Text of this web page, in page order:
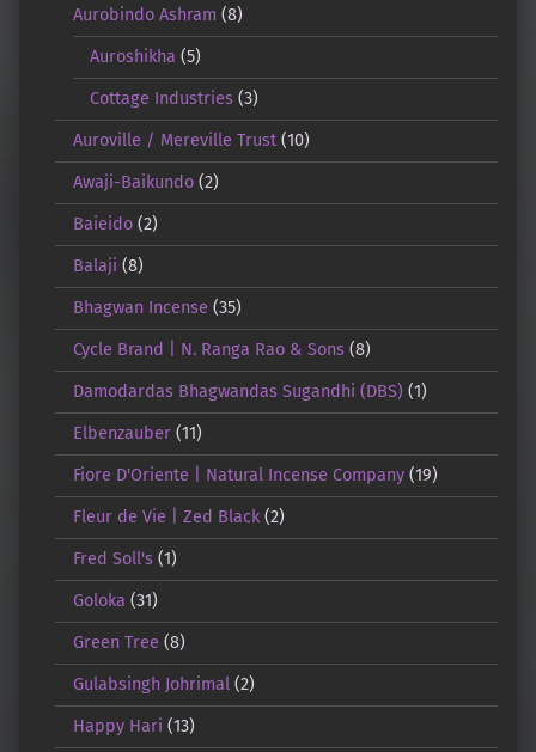
Aurobindo Ashram (8)
Auroshikha (5)
Cottage Industries (3)
Auroville / Mereville Trust(10)
Awaji-Baikundo(2)
Baieido(2)
Balaji (8)
Bhagwan Incense (35)
Cycle Brand | N. Ranga Rao & Sons(8)
Damodardas Bhagwandas Sugandhi (DBS) (1)
Elbenzauber(11)
Fiore D'Oriente | Natural Incense Company(19)
Fleur de Vie | Zed Black(2)
Fred Soll's(1)
Goloka (31)
Green Tree (8)
Gulabsingh Johrimal(2)
Happy Hari (13)